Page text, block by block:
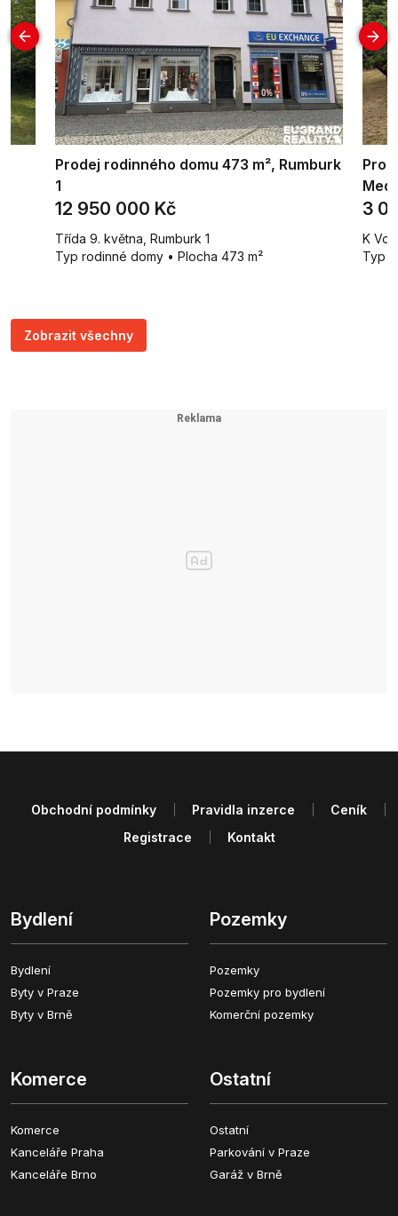
Prodej rodinného domu 473 m², Rumburk
1
12 950 000 Kč
Třída 9. května, Rumburk 1
Typ rodinné domy • Plocha 473 m²
3
K
Typ
Zobrazit všechny
Bydlení
Bydlení
Byty v Praze
Byty v Brně
Pozemky
Pozemky
Pozemky pro bydlení
Komerční pozemky
Komerce
Komerce
Kanceláře Praha
Kanceláře Brno
Ostatní
Ostatní
Parkování v Praze
Garáž v Brně
Obchodní podmínky Pravidla inzerce
Ceník
Registrace
Kontakt